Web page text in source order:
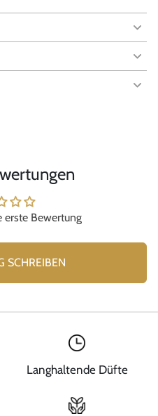
erste Bewertung
SCHREIBEN
Langhaltende Düfte